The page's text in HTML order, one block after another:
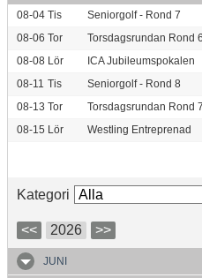
08-04 Tis
Seniorgolf - Rond 7
08-06 Tor
Torsdagsrundan Rond
08-08 Lör
ICA Jubileumspokalen
08-11 Tis
Seniorgolf - Rond 8
08-13 Tor
Torsdagsrundan Rond
08-15 Lör Westling Entreprenad
Kategori
<< 2026 >>
JUNI